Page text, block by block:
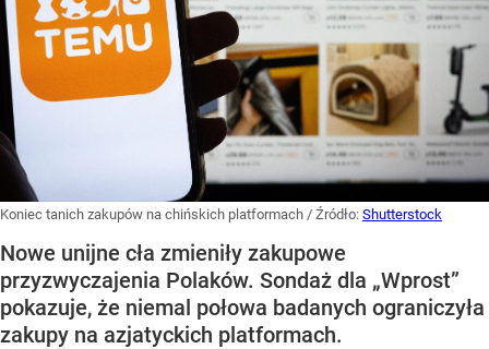
Koniec tanich zakupów na chińskich platformach / Źródło: Shutterstock
Nowe unijne cła zmieniły zakupowe
przyzwyczajenia Polaków. Sondaż dla „Wprost”
pokazuje, że niemal połowa badanych ograniczyła
zakupy na azjatyckich platformach.